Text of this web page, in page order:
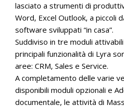
lasciato a strumenti di
Word, Excel Outlook, a piccoli
software sviluppati “in casa”.
Suddiviso in tre moduli
principali funzionalità di Lyra
aree: CRM, Sales e Service.
A completamento delle varie
disponibili moduli opzionali e
documentale, le attività di